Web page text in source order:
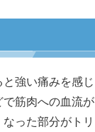
強い痛みを感じ
筋肉への血流が
った部分がトリ